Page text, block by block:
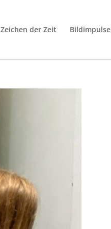
Zeichen der Zeit Bildimpulse